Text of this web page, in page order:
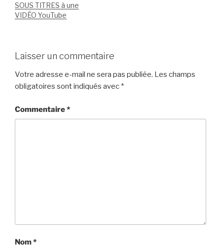
SOUS TITRES à une
VIDÉO YouTube
Laisser un commentaire
Votre adresse e-mail ne sera pas publiée. Les champs
obligatoires sont indiqués avec *
Commentaire*
Nom*